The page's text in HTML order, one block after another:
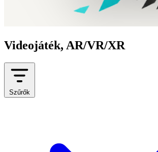
Videojáték, AR/VR/XR
Szűrők